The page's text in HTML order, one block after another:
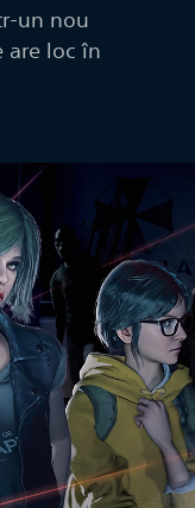
un nou
are loc în